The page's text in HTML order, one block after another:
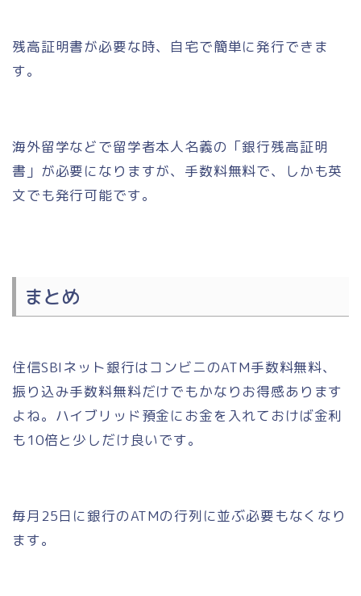
残高証明書が必要な時、自宅で簡単に発行できま
す。
海外留学などで留学者本人名義の「銀行残高証明
書」が必要になりますが、手数料無料で、しかも英
文でも発行可能です。
まとめ
住信SBIネット銀行はコンビニのATM手数料無料、
振り込み手数料無料だけでもかなりお得感あります
よね。ハイブリッド預金にお金を入れておけば金利
も10倍と少しだけ良いです。
毎月25日に銀行のATMの行列に並ぶ必要もなくなり
ます。